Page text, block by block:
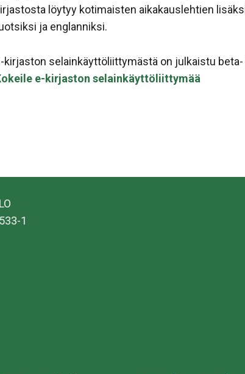
löytyy kotimaisten aikakauslehtien
ja englanniksi.
kirjaston selainkäyttöliittymästä on julkaistu
e-kirjaston selainkäyttöliittymää
1